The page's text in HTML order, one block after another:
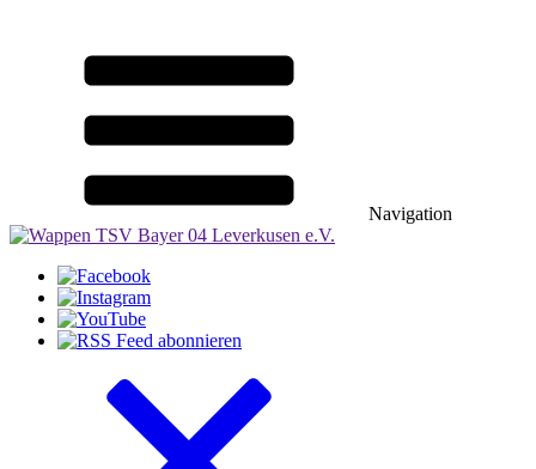
Navigation